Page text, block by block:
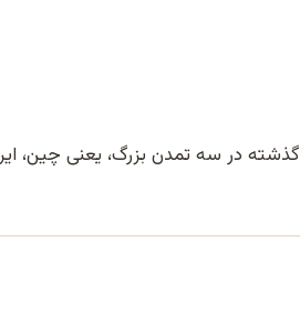
در سه تمدن بزرگ، یعنی چین،